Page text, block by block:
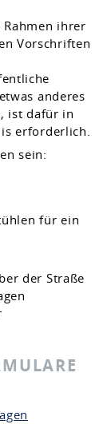
ihrer
Vorschriften
anderes
ist dafür in
erforderlich.
sein:
für ein
der Straße